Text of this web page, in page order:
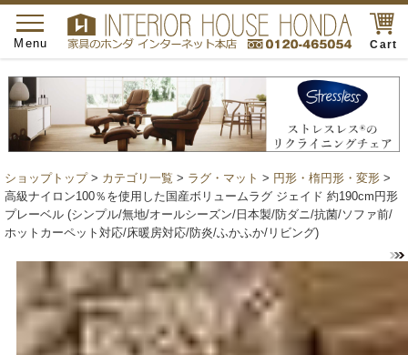
Cart
toggle
navigation
Menu
ショップトップ> カテゴリ一覧 > ラグ・マット > 円形・楕円形・変形 >
高級ナイロン100％を使用した国産ボリュームラグ ジェイド 約190cm円形
プレーベル (シンプル/無地/オールシーズン/日本製/防ダニ/抗菌/ソファ前/
ホットカーペット対応/床暖房対応/防炎/ふかふか/リビング)